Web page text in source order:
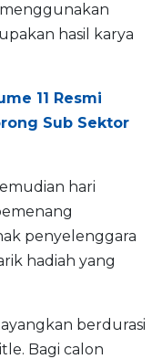
hasil karya
11 Resmi
Sub Sektor
hari
penyelenggara
hadiah yang
berdurasi
Bagi calon